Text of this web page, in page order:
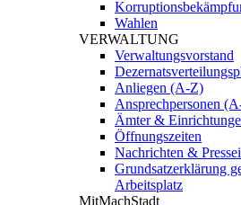
Wahlen
VERWALTUNG
Verwaltungsvorstand
Anliegen (A-Z)
Ansprechpersonen
Ämter &
Öffnungszeiten
Nachrichten &
Grundsatzerklärung
Arbeitsplatz
MitMachStadt